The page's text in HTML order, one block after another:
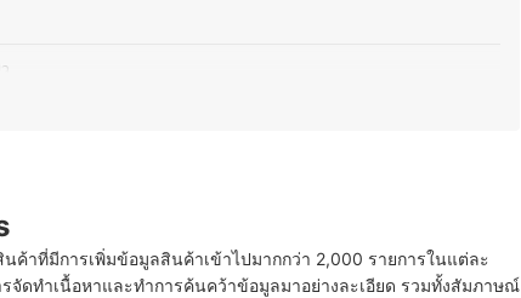
รับคนที่มีผิวแพ้ง่าย
ค้าที่มีการเพิ่มข้อมูลสินค้าเข้าไปมากกว่า 2,000 รายการในแต่ละ
จัดทำเนื้อหาและทำการค้นคว้าข้อมูลมาอย่างละเอียด รวมทั้งสัมภาษณ์